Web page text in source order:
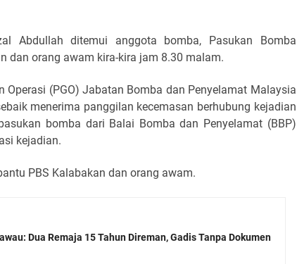
Abdullah ditemui anggota bomba, Pasukan Bomba
dan orang awam kira-kira jam 8.30 malam.
Operasi (PGO) Jabatan Bomba dan Penyelamat Malaysia
menerima panggilan kecemasan berhubung kejadian
bomba dari Balai Bomba dan Penyelamat (BBP)
kejadian.
PBS Kalabakan dan orang awam.
Dua Remaja 15 Tahun Direman, Gadis Tanpa Dokumen